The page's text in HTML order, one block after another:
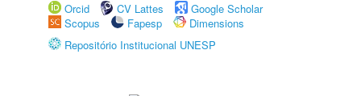
Orcid
CV Lattes
Google Scholar
Scopus
Fapesp
Dimensions
Repositório Institucional UNESP